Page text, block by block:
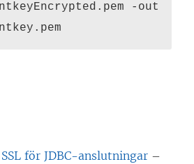
-out
för JDBC-anslutningar –